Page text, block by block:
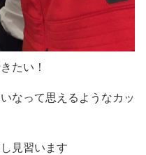
たい！
なって思えるようなカッ
見習います